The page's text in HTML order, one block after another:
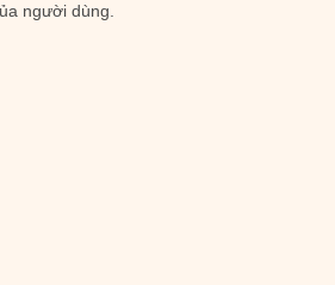
người dùng.